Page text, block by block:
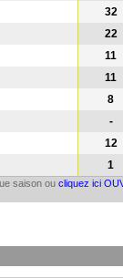
32
22
11
11
8
-
12
1
saison ou cliquez ici